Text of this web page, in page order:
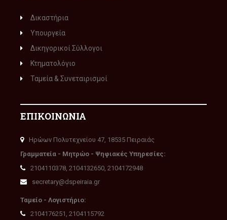
Δικαστήρια
Υπουργεία
Δικηγορικοί Σύλλογοι
Κτηματολόγιο
Ταμεία & Συνεταιρισμοί
ΕΠΙΚΟΙΝΩΝΙΑ
Ηρώων Πολυτεχνείου 47, 18535 Πειραιάς
Γραμματεία - Μητρώο - Ψηφιακές Υπηρεσίες:
2104110378, 2104132650, 2104172948
secretary@dspeiraia.gr
Ταμείο - Λογιστήριο:
2104176251, 2104115792